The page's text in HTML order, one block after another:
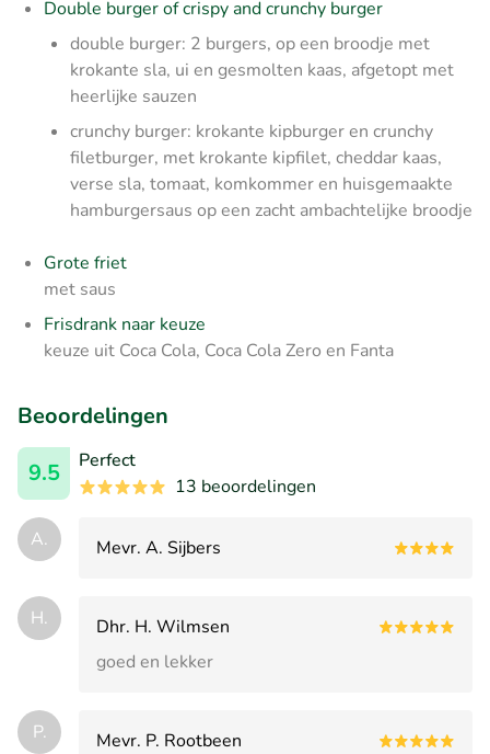
Double burger of crispy and crunchy burger
double burger: 2 burgers, op een broodje met
krokante sla, ui en gesmolten kaas, afgetopt met
heerlijke sauzen
crunchy burger: krokante kipburger en crunchy
filetburger, met krokante kipfilet, cheddar kaas,
verse sla, tomaat, komkommer en huisgemaakte
hamburgersaus op een zacht ambachtelijke broodje
Grote friet
met saus
Frisdrank naar keuze
keuze uit Coca Cola, Coca Cola Zero en Fanta
Beoordelingen
9.5
Perfect
13 beoordelingen
A. Mevr. A. Sijbers
H.
Dhr. H. Wilmsen
goed en lekker
P.
Mevr. P. Rootbeen